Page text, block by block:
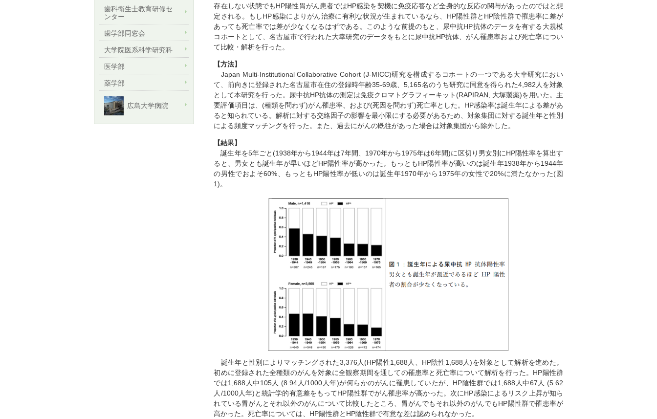
存在しない状態でもHP陽性胃がん患者ではHP感染を契機に免疫応答など全身的な反応の関与があったのではと想
定される。もしHP感染によりがん治療に有利な状況が生まれているなら、HP陽性群とHP陰性群で罹患率に差が
あっても死亡率では差が少なくなるはずである。このような前提のもと、尿中抗HP抗体のデータを有する大規模
コホートとして、名古屋市で行われた大幸研究のデータをもとに尿中抗HP抗体、がん罹患率および死亡率につい
て比較・解析を行った。
【方法】
Japan Multi-Institutional Collaborative Cohort (J-MICC)研究を構成するコホートの一つである大幸研究におい
て、前向きに登録された名古屋市在住の登録時年齢35-69歳、5,165名のうち研究に同意を得られた4,982人を対象
として本研究を行った。尿中抗HP抗体の測定は免疫クロマトグラフィーキット(RAPIRAN, 大塚製薬)を用いた。主
要評価項目は、(種類を問わず)がん罹患率、および(死因を問わず)死亡率とした。HP感染率は誕生年による差があ
ると知られている。解析に対する交絡因子の影響を最小限にする必要があるため、対象集団に対する誕生年と性別
による頻度マッチングを行った。また、過去にがんの既往があった場合は対象集団から除外した。
【結果】
誕生年を5年ごと(1938年から1944年は7年間、1970年から1975年は6年間)に区切り男女別にHP陽性率を算出す
ると、男女とも誕生年が早いほどHP陽性率が高かった。もっともHP陽性率が高いのは誕生年1938年から1944年
の男性でおよそ60%、もっともHP陽性率が低いのは誕生年1970年から1975年の女性で20%に満たなかった(図
1)。
誕生年と性別によりマッチングされた3,376人(HP陽性1,688人、HP陰性1,688人)を対象として解析を進めた。
初めに登録された全種類のがんを対象に全観察期間を通しての罹患率と死亡率について解析を行った。HP陽性群
では1,688人中105人 (8.94人/1000人年)が何らかのがんに罹患していたが、HP陰性群では1,688人中67人 (5.62
人/1000人年)と統計学的有意差をもってHP陽性群でがん罹患率が高かった。次にHP感染によるリスク上昇が知ら
れている胃がんとそれ以外のがんについて比較したところ、胃がんでもそれ以外のがんでもHP陽性群で罹患率が
高かった。死亡率については、HP陽性群とHP陰性群で有意な差は認められなかった。
歯科衛生士教育研修セ
ンター
歯学部同窓会
大学院医系科学研究科
医学部
薬学部
広島大学病院